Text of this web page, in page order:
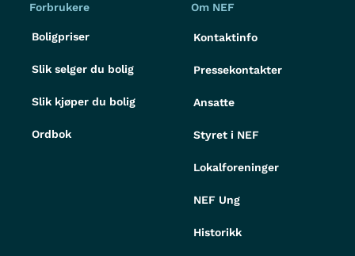
Forbrukere
Boligpriser
Slik selger du bolig
Slik kjøper du bolig
Ordbok
Om NEF
Kontaktinfo
Pressekontakter
Ansatte
Styret i NEF
Lokalforeninger
NEF Ung
Historikk